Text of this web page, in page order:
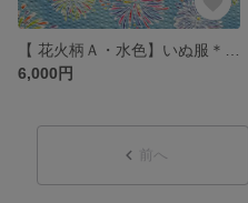
6,000円
前へ